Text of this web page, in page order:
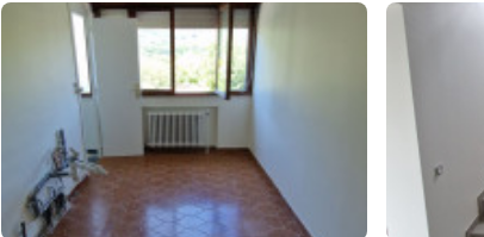
beaucoup plus accueillant.